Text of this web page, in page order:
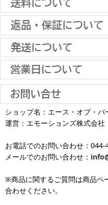
■下記よりお選びいただけます。
クレジットカード決済、代金
込、スコア後払い、コンビニ決
※銀行振り込み・郵便振替・コ
の場合、ご入金確認後の発送と
※一部適用外の地域や商品があ
※お届け先が異なる場合は別途
沖縄へのお届けは、送料とは別
より金額が異なるので、詳しい
となります（当日・土日祝日出
【返品・キャンセルについて】
原則として返品は受け付けてお
金具に関しては、条件を満た
す。
【初期不良・保証について】
商品到着後1週間以内であれば
返品対応の詳細、各種保証につ
をご覧ください。
土日祝日も当日出荷
■お届けについて
お届け日のご指定がない場合は
ます。
平日は15時・土曜は11時・日
が可能です。
土曜は11時・日曜祝日は10時
済・代引決済のみ当日出荷が可
※クレジットカード・代引き決
土 日 祝
発送してい
※出荷休業日を除く
ショップ名：エース・オブ・パ
運営：エモーションズ株式会社
お電話でのお問い合わせ：
メールでのお問い合わせ：
※商品に関するご質問は商品ペ
合わせください。